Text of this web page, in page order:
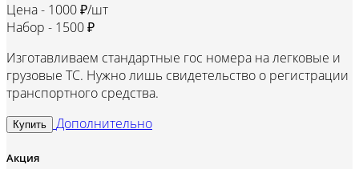
Цена - 1000 ₽/шт
Набор - 1500 ₽
Изготавливаем стандартные гос номера на легковые и
грузовые ТС. Нужно лишь свидетельство о регистрации
транспортного средства.
Купить Дополнительно
Акция